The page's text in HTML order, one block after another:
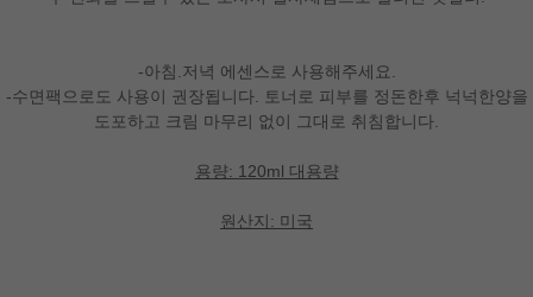
-아침.저녁 에센스로 사용해주세요.
-수면팩으로도 사용이 권장됩니다. 토너로 피부를 정돈한후 넉넉한양을
도포하고 크림 마무리 없이 그대로 취침합니다.
용량: 120ml 대용량
원산지: 미국